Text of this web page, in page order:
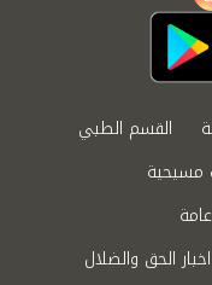
القسم الطبي
مسيحية
اخبار الحق والضلال